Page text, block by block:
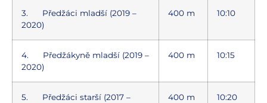
3. Předžáci mladší (2019 –
2020)
400 m 10:10
4. Předžákyně mladší (2019 –
2020)
400 m 10:15
5. Předžáci starší (2017 –
400 m 10:20